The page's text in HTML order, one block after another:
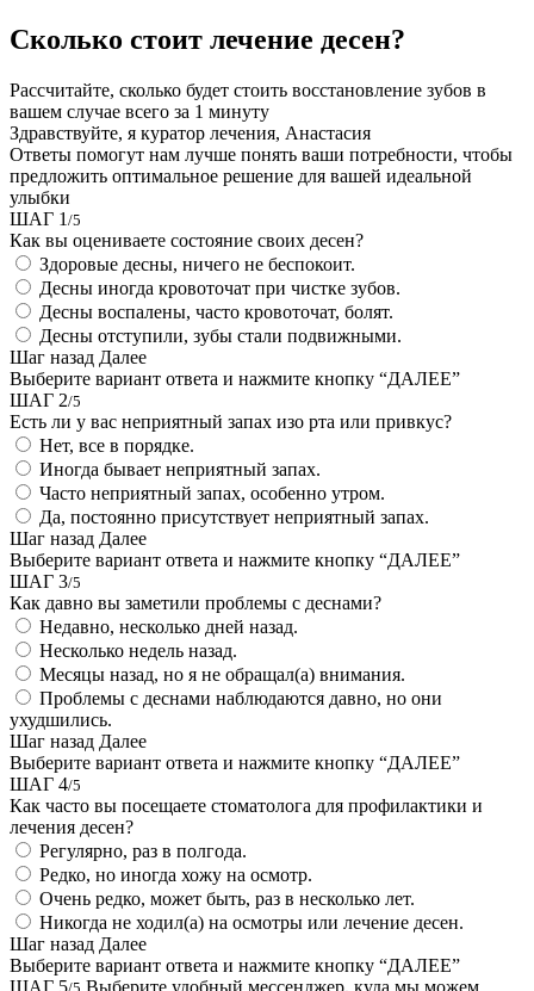
Сколько стоит лечение десен?
Рассчитайте, сколько будет стоить восстановление зубов в
вашем случае всего за 1 минуту
Здравствуйте, я куратор лечения, Анастасия
Ответы помогут нам лучше понять ваши потребности, чтобы
предложить оптимальное решение для вашей идеальной
улыбки
ШАГ 1 /5
Как вы оцениваете состояние своих десен?
Здоровые десны, ничего не беспокоит.
Десны иногда кровоточат при чистке зубов.
Десны воспалены, часто кровоточат, болят.
Десны отступили, зубы стали подвижными.
Шаг назад Далее
Выберите вариант ответа и нажмите кнопку “ДАЛЕЕ”
ШАГ 2/5
Есть ли у вас неприятный запах изо рта или привкус?
Нет, все в порядке.
Иногда бывает неприятный запах.
Часто неприятный запах, особенно утром.
Да, постоянно присутствует неприятный запах.
Шаг назад Далее
Выберите вариант ответа и нажмите кнопку “ДАЛЕЕ”
ШАГ 3/5
Как давно вы заметили проблемы с деснами?
Недавно, несколько дней назад.
Несколько недель назад.
Месяцы назад, но я не обращал(а) внимания.
Проблемы с деснами наблюдаются давно, но они
ухудшились.
Шаг назад Далее
Выберите вариант ответа и нажмите кнопку “ДАЛЕЕ”
ШАГ 4/5
Как часто вы посещаете стоматолога для профилактики и
лечения десен?
Регулярно, раз в полгода.
Редко, но иногда хожу на осмотр.
Очень редко, может быть, раз в несколько лет.
Никогда не ходил(а) на осмотры или лечение десен.
Шаг назад Далее
Выберите вариант ответа и нажмите кнопку “ДАЛЕЕ”
ШАГ 5
Выберите удобный мессенджер, куда мы можем